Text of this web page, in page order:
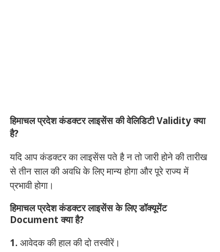
हिमाचल प्रदेश कंडक्टर लाइसेंस की वेलिडिटीValidityक्या
है?
यदि आप कंडक्टर का लाइसेंस पते है न तो जारी होने की तारीख
से तीन साल की अवधि के लिए मान्य होगा और पूरे राज्य में
प्रभावी होगा।
हिमाचल प्रदेश कंडक्टर लाइसेंस के लिए डॉक्यूमेंट
Documentक्या है?
1. आवेदक की हाल की दो तस्वीरें।